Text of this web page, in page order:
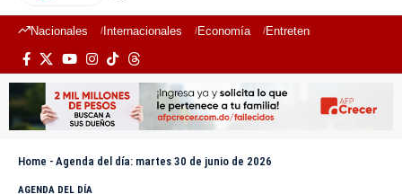
Nacionales Internacionales Economía Entretenimiento
Home - Agenda del día: martes 30 de junio de 2026
AGENDA DEL DÍA